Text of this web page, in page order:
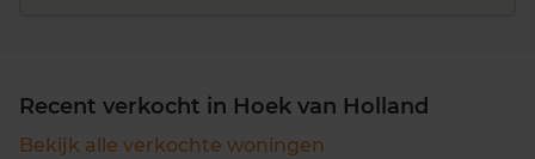
Recent verkocht in Hoek van Holland
Bekijk alle verkochte woningen